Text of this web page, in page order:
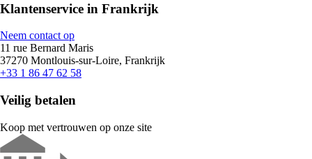
Klantenservice in Frankrijk
Neem contact op
11 rue Bernard Maris
37270 Montlouis-sur-Loire, Frankrijk
+33 1 86 47 62 58
Veilig betalen
Koop met vertrouwen op onze site